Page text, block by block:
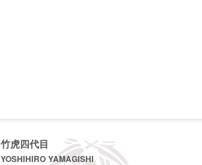
竹虎四代目
YOSHIHIRO YAMAGISHI